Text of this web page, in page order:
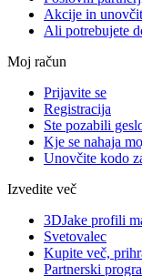
Akcije in
Ali potrebujete
Moj račun
Prijavite se
Registracija
Ste pozabili
Kje se nahaja
Unovčite kodo
Izvedite več
3DJake profili
Svetovalec
Kupite več,
Partnerski